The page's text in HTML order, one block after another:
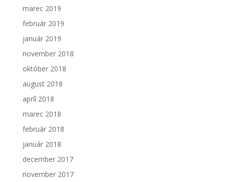
marec 2019
február 2019
január 2019
november 2018
október 2018
august 2018
apríl 2018
marec 2018
február 2018
január 2018
december 2017
november 2017